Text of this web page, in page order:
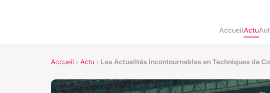
AccueilActu
Accueil › Actu › Les Actualités Incontournables en Techniques de